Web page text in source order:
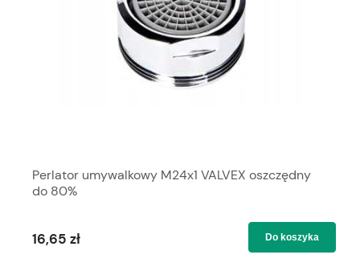
Perlator umywalkowy M24x1 VALVEX oszczędny
do 80%
16,65 zł Do koszyka